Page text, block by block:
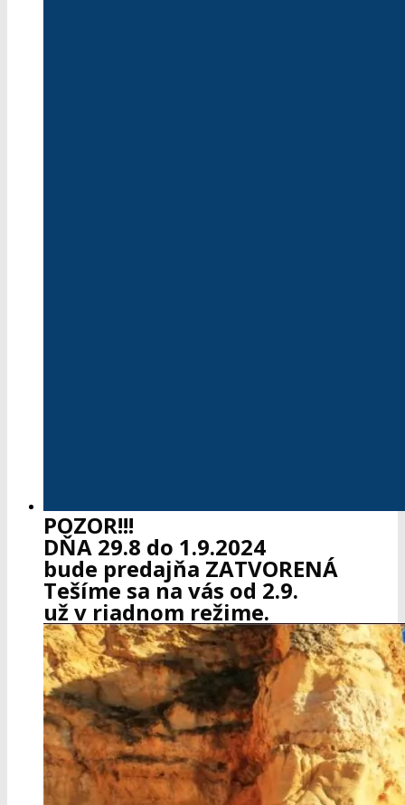
POZOR!!!
DŇA 29.8 do 1.9.2024
bude predajňa ZATVORENÁ
Tešíme sa na vás od 2.9.
už v riadnom režime.